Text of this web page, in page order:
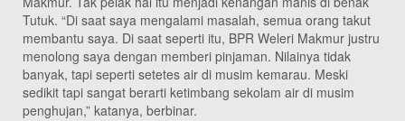
Tutuk. “Di saat saya mengalami masalah, semua orang takut
membantu saya. Di saat seperti itu, BPR Weleri Makmur justru
menolong saya dengan memberi pinjaman. Nilainya tidak
banyak, tapi seperti setetes air di musim kemarau. Meski
sedikit tapi sangat berarti ketimbang sekolam air di musim
penghujan,” katanya, berbinar.